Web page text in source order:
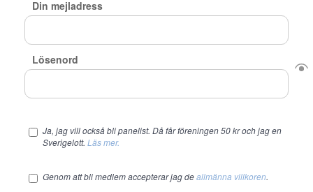
Din mejladress
Lösenord
Ja, jag vill också bli panelist. Då får föreningen 50 kr och jag en
Sverigelott. Läs mer.
Genom att bli medlem accepterar jag deallmänna villkoren.